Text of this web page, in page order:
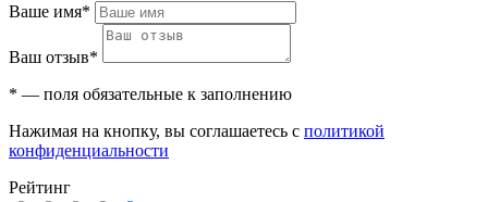
Ваше имя*
Ваш отзыв*
* — поля обязательные к заполнению
Нажимая на кнопку, вы соглашаетесь с политикой
конфиденциальности
Рейтинг